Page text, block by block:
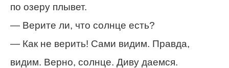
по озеру плывет.
— Верите ли, что солнце есть?
— Как не верить! Сами видим. Правда,
видим. Верно, солнце. Диву даемся.